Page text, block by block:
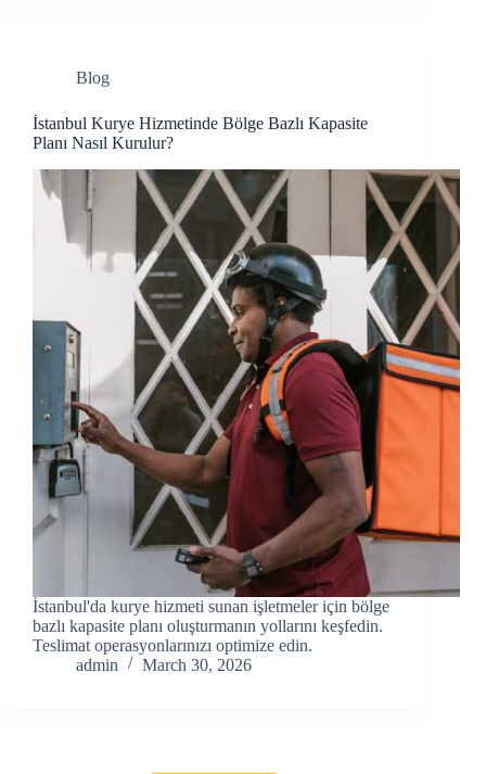
Blog
İstanbul Kurye Hizmetinde Bölge Bazlı Kapasite
Planı Nasıl Kurulur?
İstanbul'da kurye hizmeti sunan işletmeler için bölge
bazlı kapasite planı oluşturmanın yollarını keşfedin.
Teslimat operasyonlarınızı optimize edin.
admin
March 30, 2026